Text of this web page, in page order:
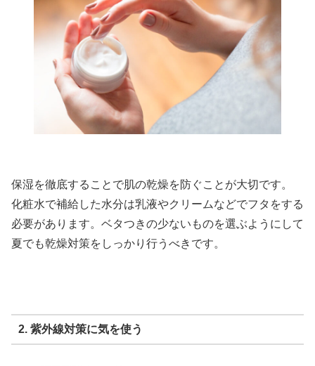
保湿を徹底することで肌の乾燥を防ぐことが大切です。
化粧水で補給した水分は乳液やクリームなどでフタをする
必要があります。ベタつきの少ないものを選ぶようにして
夏でも乾燥対策をしっかり行うべきです。
2. 紫外線対策に気を使う